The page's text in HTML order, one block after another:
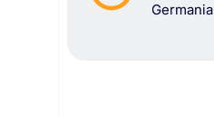
Germania